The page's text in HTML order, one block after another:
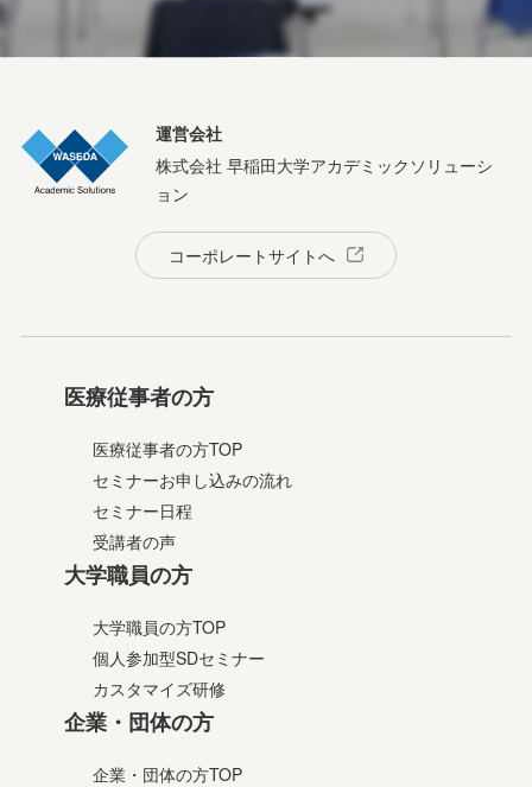
運営会社
株式会社 早稲田大学アカデミックソリューシ
ョン
コーポレートサイトへ
医療従事者の方
医療従事者の方TOP
セミナーお申し込みの流れ
セミナー日程
受講者の声
大学職員の方
大学職員の方TOP
個人参加型SDセミナー
カスタマイズ研修
企業・団体の方
企業・団体の方TOP